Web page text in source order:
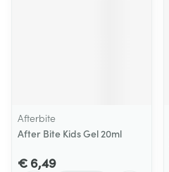
Afterbite
After Bite Kids Gel 20ml
€ 6,49